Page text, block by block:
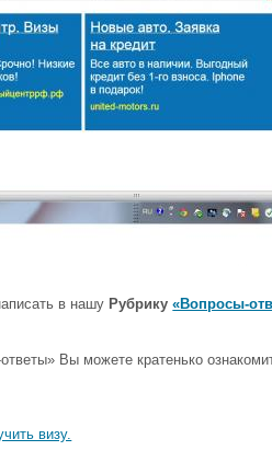
в нашу Рубрику «Вопросы-
Вы можете кратенько
визу.